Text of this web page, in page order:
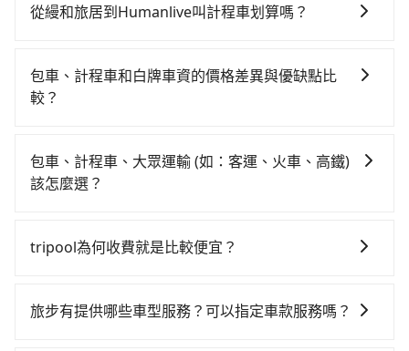
300元、車程約25分鐘。抵達高鐵站後，步行進站、現
票價650元，再用5分鐘出站、等待車站前排班的計程
車，搭上小黃後約花33分鐘、車費300元後，抵達
花費為800元。不過，台中市少部分小黃司機不按表收
費，看乘客是外地人便漫天喊價或恣意繞路。但如果全
僅每人至少額外負擔90元車資，而且更會額外浪費9分鐘
最多可再節省50%的交通費用。
時不需要閉目養神（因為要自己開車），最重要的是你
$115~205承租小轎車，每公里再額外加收$3.2，從縵和
旅居到Humanlive的花費預估為$2,100~2,650（金額差
估進去，但額外的汽車保險與可能的罰單都需自付。再
者，和運的iRent只提供最基本的車型，如Toyota
擇，而且無人租車最令人詬病的就是車況，打開車門才
會遇到明明已經預約了時間但上一位用戶卻遲遲尚未歸
從縵和旅居到Humanlive叫計程車划算嗎？
灣大車隊、Uber、Line Taxi、Yoxi等，如果在路邊攔不
到車，也可考慮打電話至附近的計程車隊，如國泰交
tripool可省高達$2,100。但如果要考慮到回程，台南市
僅有合法計程車約4,140輛，數量約為台中市的50%、密
場議價，建議最好先上網預約，以免當場被坑受騙。綜
包車、計程車和白牌車資的價格差異與優缺點比
較？
包車：優點是搭乘舒適可以根據自己的需求安排時間和
地點上車較客製化。此外，司機還會提供各種旅遊建議
通塞車時亦會加收延遲費用，一般屬短程接駁為主。 -
事後也無法申訴退費。
包車、計程車、大眾運輸 (如：客運、火車、高鐵)
該怎麼選？
擇： 預算：不同交通工具價格不同，可先確定您的預
比較寬鬆且不介意耗時轉乘可選大眾運輸或較貴的計程
tripool為何收費就是比較便宜？
一次使用tripool的會擔心價格比市價便宜不少，是不是
旅步有提供哪些車型服務？可以指定車款服務嗎？